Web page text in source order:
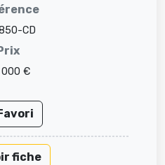
CD
€
fiche